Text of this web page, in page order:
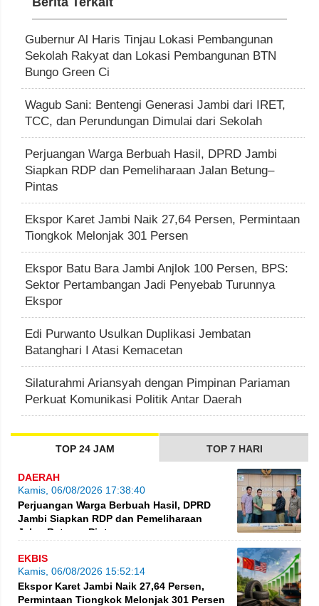
Gubernur Al Haris Tinjau Lokasi Pembangunan
Sekolah Rakyat dan Lokasi Pembangunan BTN
Bungo Green Ci
Wagub Sani: Bentengi Generasi Jambi dari IRET,
TCC, dan Perundungan Dimulai dari Sekolah
Perjuangan Warga Berbuah Hasil, DPRD Jambi
Siapkan RDP dan Pemeliharaan Jalan Betung–
Pintas
Ekspor Karet Jambi Naik 27,64 Persen, Permintaan
Tiongkok Melonjak 301 Persen
Ekspor Batu Bara Jambi Anjlok 100 Persen, BPS:
Sektor Pertambangan Jadi Penyebab Turunnya
Ekspor
Edi Purwanto Usulkan Duplikasi Jembatan
Batanghari I Atasi Kemacetan
Silaturahmi Ariansyah dengan Pimpinan Pariaman
Perkuat Komunikasi Politik Antar Daerah
TOP 24 JAM TOP 7 HARI
DAERAH
Kamis, 06/08/2026 17:38:40
Perjuangan Warga Berbuah Hasil, DPRD
Jambi Siapkan RDP dan Pemeliharaan
Jalan Betung–Pintas
EKBIS
Kamis, 06/08/2026 15:52:14
Ekspor Karet Jambi Naik 27,64 Persen,
Permintaan Tiongkok Melonjak 301 Persen